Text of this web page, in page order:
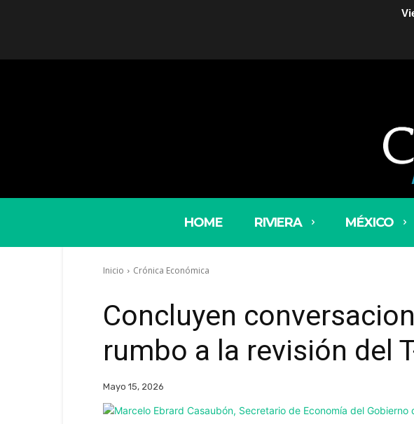
HOME RIVIERA MÉXICO
Inicio Crónica Económica
Concluyen
rumbo a la revisión del
Mayo 15, 2026